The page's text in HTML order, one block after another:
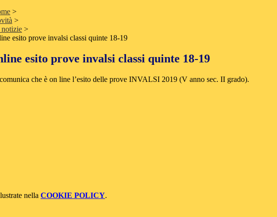
>
>
>
esito prove invalsi classi quinte 18-19
esito prove invalsi classi quinte 18-19
che è on line l’esito delle prove INVALSI 2019 (V anno sec. II grado).
nella COOKIE POLICY.